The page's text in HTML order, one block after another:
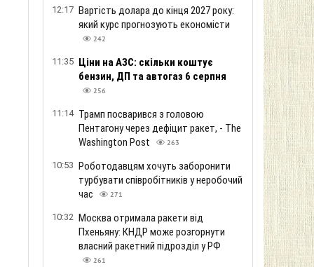
12:17 Вартість долара до кінця 2027 року:
який курс прогнозують економісти
242
11:35 Ціни на АЗС: скільки коштує
бензин, ДП та автогаз 6 серпня
256
11:14 Трамп посварився з головою
Пентагону через дефіцит ракет, - The
Washington Post
263
10:53 Роботодавцям хочуть заборонити
турбувати співробітників у неробочий
час
271
10:32 Москва отримала ракети від
Пхеньяну: КНДР може розгорнути
власний ракетний підрозділ у РФ
261